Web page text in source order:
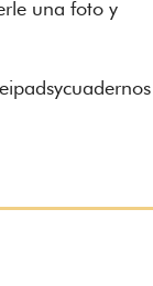
una foto y